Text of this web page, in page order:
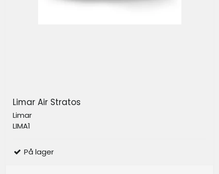
Limar Air Stratos
Limar
LIMA1
På lager